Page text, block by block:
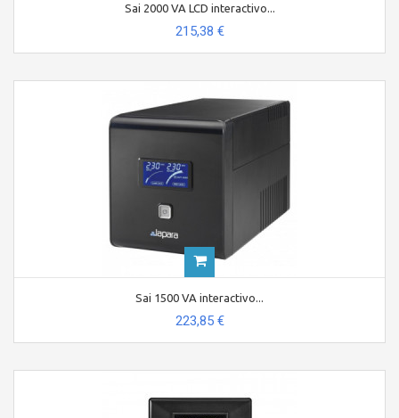
Sai 2000 VA LCD interactivo...
215,38 €
Sai 1500 VA interactivo...
223,85 €